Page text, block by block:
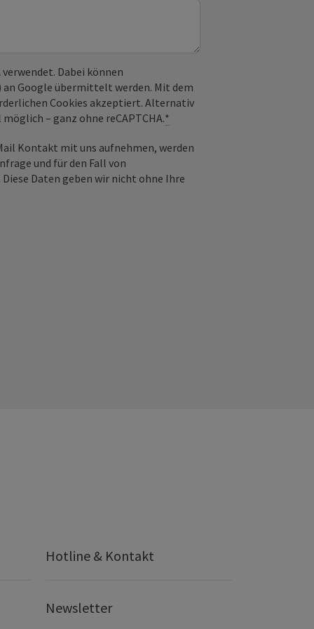
Dabei können
an Google übermittelt werden. Mit dem
Cookies akzeptiert. Alternativ
– ganz ohne reCAPTCHA.*
Kontakt mit uns aufnehmen, werden
und für den Fall von
Daten geben wir nicht ohne Ihre
Hotline & Kontakt
Newsletter